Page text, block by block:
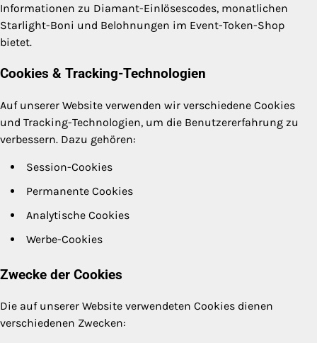
Informationen zu Diamant-Einlösescodes, monatlichen
Starlight-Boni und Belohnungen im Event-Token-Shop
bietet.
Cookies & Tracking-Technologien
Auf unserer Website verwenden wir verschiedene Cookies
und Tracking-Technologien, um die Benutzererfahrung zu
verbessern. Dazu gehören:
Session-Cookies
Permanente Cookies
Analytische Cookies
Werbe-Cookies
Zwecke der Cookies
Die auf unserer Website verwendeten Cookies dienen
verschiedenen Zwecken: